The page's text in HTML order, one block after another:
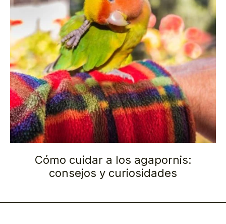
Cómo cuidar a los agapornis:
consejos y curiosidades